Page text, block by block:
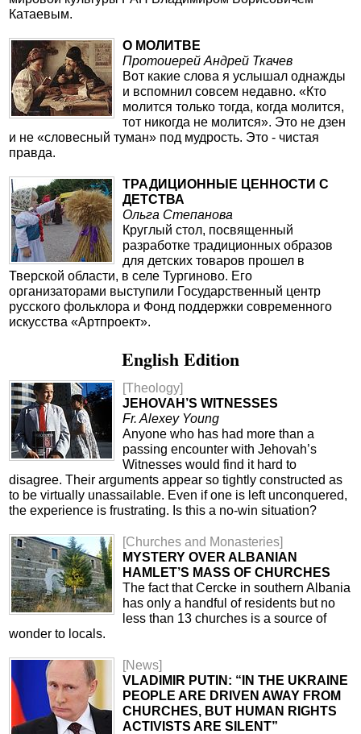
Катаевым.
О МОЛИТВЕ
Протоиерей Андрей Ткачев
Вот какие слова я услышал однажды
и вспомнил совсем недавно. «Кто
молится только тогда, когда молится,
тот никогда не молится». Это не дзен
и не «словесный туман» под мудрость. Это - чистая
правда.
ТРАДИЦИОННЫЕ ЦЕННОСТИ С
ДЕТСТВА
Ольга Степанова
Круглый стол, посвященный
разработке традиционных образов
для детских товаров прошел в
Тверской области, в селе Тургиново. Его
организаторами выступили Государственный центр
русского фольклора и Фонд поддержки современного
искусства «Артпроект».
English Edition
[Theology]
JEHOVAH’S WITNESSES
Fr. Alexey Young
Anyone who has had more than a
passing encounter with Jehovah’s
Witnesses would find it hard to
disagree. Their arguments appear so tightly constructed as
to be virtually unassailable. Even if one is left unconquered,
the experience is frustrating. Is this a no-win situation?
[Churches and Monasteries]
MYSTERY OVER ALBANIAN
HAMLET’S MASS OF CHURCHES
The fact that Cercke in southern Albania
has only a handful of residents but no
less than 13 churches is a source of
wonder to locals.
[News]
VLADIMIR PUTIN: “IN THE UKRAINE
PEOPLE ARE DRIVEN AWAY FROM
CHURCHES, BUT HUMAN RIGHTS
ACTIVISTS ARE SILENT”